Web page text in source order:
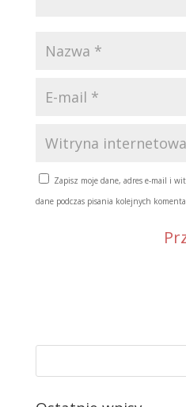
Zapisz moje dane, adres e-mail i
dane podczas pisania kolejnych